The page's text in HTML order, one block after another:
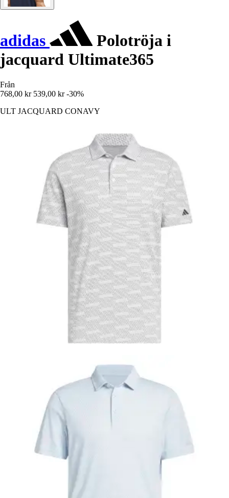
adidas
Polotröja i
jacquard Ultimate365
Från
768,00 kr 539,00 kr -30%
ULT JACQUARD CONAVY